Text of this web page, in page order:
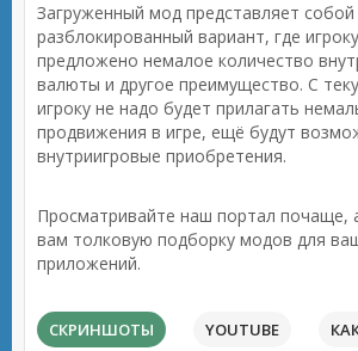
Загруженный мод представляет собой
разблокированный вариант, где
предложено немалое количество
валюты и другое преимущество. С
игроку не надо будет прилагать
продвижения в игре, ещё будут
внутриигровые приобретения.
Просматривайте наш портал почаще,
вам толковую подборку модов для
приложений.
СКРИНШОТЫ YOUTUBE